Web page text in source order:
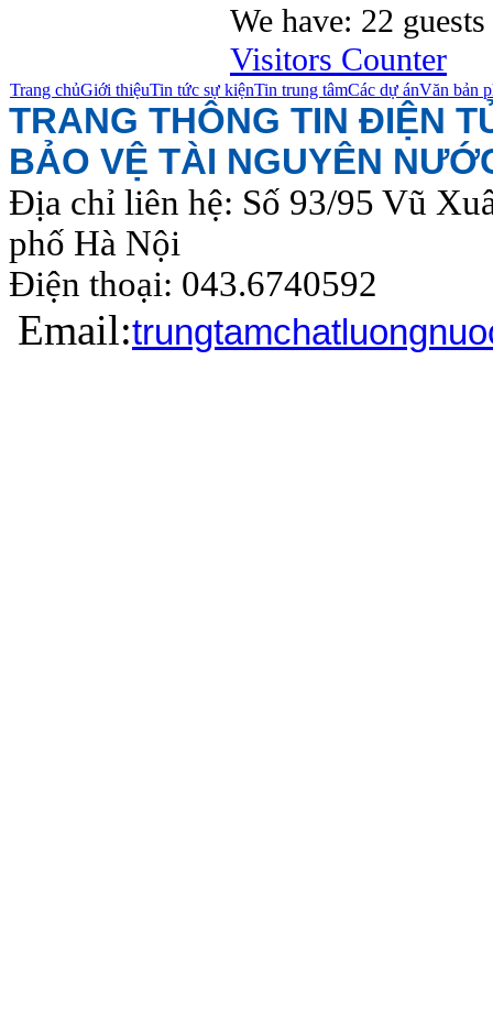
We have: 22
Visitors Counter
Trang chủGiới thiệuTin tức sự kiệnTin trung tâmCác dự ánVăn bản
TRANG THÔNG TIN ĐIỆN
BẢO VỆ TÀI NGUYÊN
Địa chỉ liên hệ: Số 93/95 Vũ
phố Hà Nội
Điện thoại:
Email: